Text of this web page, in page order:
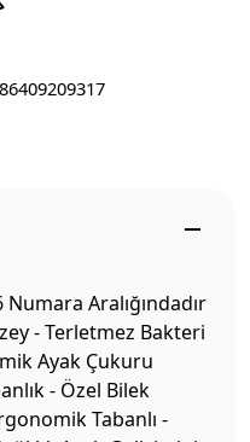
Numara Aralığındadır
- Terletmez Bakteri
Ayak Çukuru
- Özel Bilek
Tabanlı -